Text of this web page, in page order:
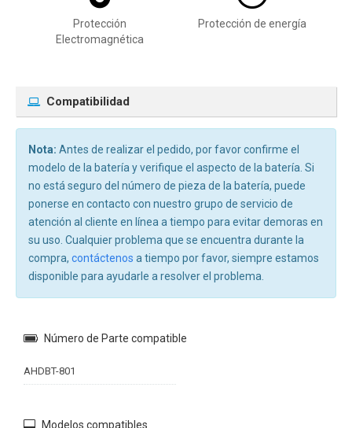
Protección
Electromagnética
Protección de energía
Compatibilidad
Nota: Antes de realizar el pedido, por favor confirme el
modelo de la batería y verifique el aspecto de la batería. Si
no está seguro del número de pieza de la batería, puede
ponerse en contacto con nuestro grupo de servicio de
atención al cliente en línea a tiempo para evitar demoras en
su uso. Cualquier problema que se encuentra durante la
compra, contáctenos a tiempo por favor, siempre estamos
disponible para ayudarle a resolver el problema.
Número de Parte compatible
AHDBT-801
Modelos compatibles